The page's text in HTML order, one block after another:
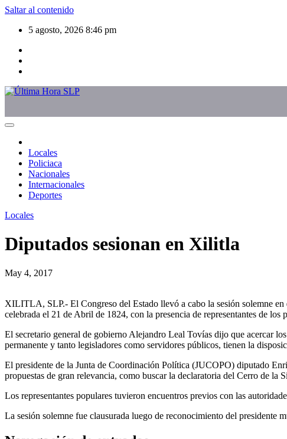
Saltar al contenido
5 agosto, 2026 8:46 pm
Locales
Policiaca
Nacionales
Internacionales
Deportes
Locales
Diputados sesionan en Xilitla
May 4, 2017
XILITLA, SLP.- El Congreso del Estado llevó a cabo la sesión solemne
celebrada el 21 de Abril de 1824, con la presencia de representantes de
El secretario general de gobierno Alejandro Leal Tovías dijo que acercar
permanente y tanto legisladores como servidores públicos, tienen la
El presidente de la Junta de Coordinación Política (JUCOPO) diputado
propuestas de gran relevancia, como buscar la declaratoria del Cerro de la
Los representantes populares tuvieron encuentros previos con las
La sesión solemne fue clausurada luego de reconocimiento del